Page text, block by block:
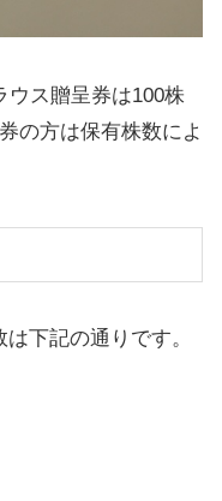
ウス贈呈券は100株
の方は保有株数によ
下記の通りです。